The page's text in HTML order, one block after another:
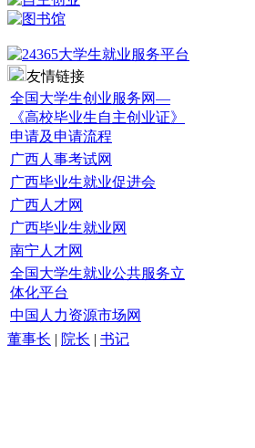
友情链接
全国大学生创业服务网—
《高校毕业生自主创业证》
申请及申请流程
广西人事考试网
广西毕业生就业促进会
广西人才网
广西毕业生就业网
南宁人才网
全国大学生就业公共服务立
体化平台
中国人力资源市场网
董事长 | 院长 | 书记